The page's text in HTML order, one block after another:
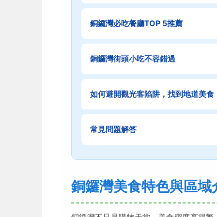
銅鑼灣必吃餐廳TOP 5推薦
銅鑼灣街頭小吃不容錯過
如何避開觀光客陷阱，找到地道美食
常見問題解答
銅鑼灣美食特色與區域